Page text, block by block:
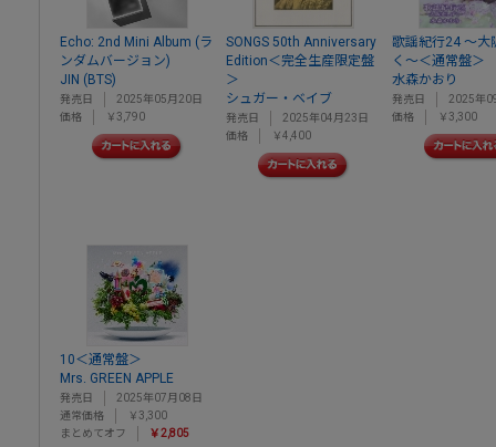
Echo: 2nd Mini Album (ラ
ンダムバージョン)
JIN (BTS)
発売日
2025年05月20日
価格
￥3,790
SONGS 50th Anniversary
Edition＜完全生産限定盤
＞
シュガー・ベイブ
発売日
2025年04月23日
価格
￥4,400
歌謡紀行24 ～大
く～＜通常盤＞
水森かおり
発売日
2025年
価格
￥3,300
10＜通常盤＞
Mrs. GREEN APPLE
発売日
2025年07月08日
通常価格
￥3,300
まとめてオフ
￥2,805